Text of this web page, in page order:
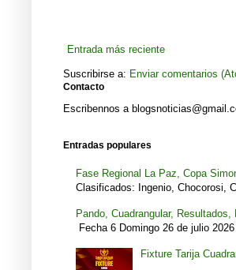
Entrada más reciente
Suscribirse a: Enviar comentarios
Contacto
Escribennos a
Entradas populares
Fase Regional La Paz, Copa
Clasificados: Ingenio, Chocorosi,
Pando, Cuadrangular,
Fecha 6 Domingo 26 de julio
Fixture Tarija